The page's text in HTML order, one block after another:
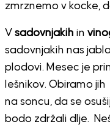
zmrznemo v kocke,
V sadovnjakih in
sadovnjakih nas
plodovi. Mesec je
lešnikov. Obiramo
na soncu, da se
bodo zdržali dlje.